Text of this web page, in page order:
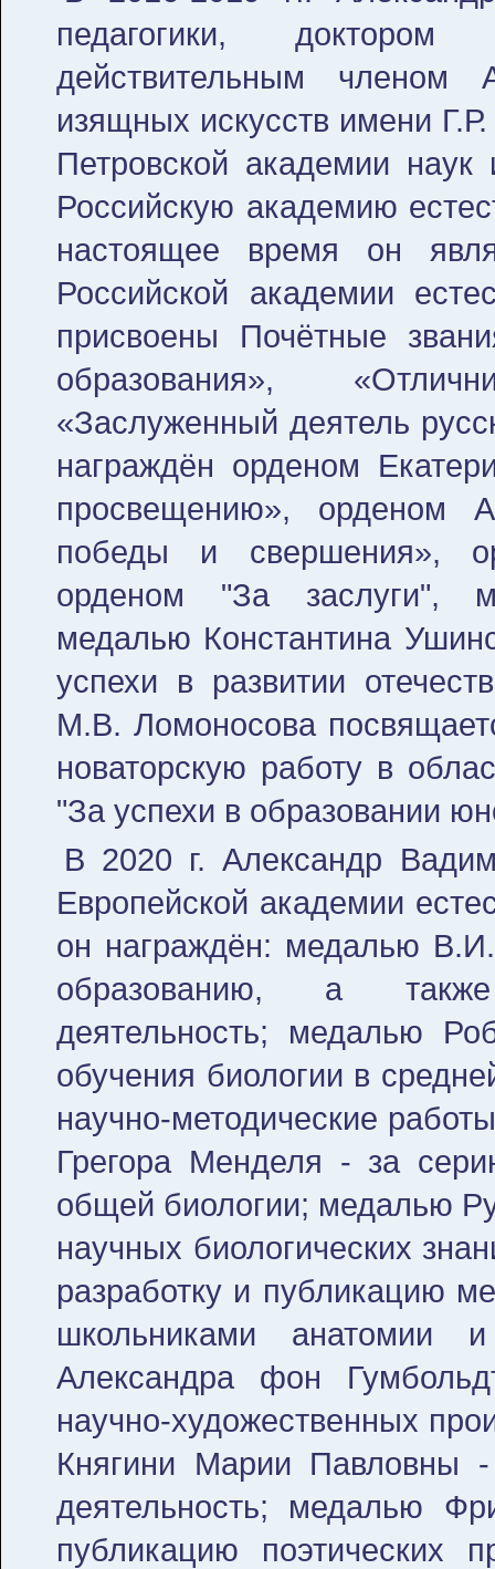
педагогики,
действительным членом
изящных искусств имени
Петровской академии
Российскую академию
настоящее время он
Российской академии
присвоены Почётные
образования»,
«Заслуженный деятель
награждён орденом
просвещению», орденом
победы и свершения»,
орденом "За заслуги",
медалью Константина
успехи в развитии
М.В. Ломоносова
новаторскую работу в
"За успехи в образовании
В 2020 г. Александр
Европейской академии
он награждён: медалью
образованию, а также
деятельность; медалью
обучения биологии в
научно-методические
Грегора Менделя - за
общей биологии; медалью
научных биологических
разработку и публикацию
школьниками анатомии
Александра фон
научно-художественных
Княгини Марии Павловны -
деятельность; медалью
публикацию поэтических